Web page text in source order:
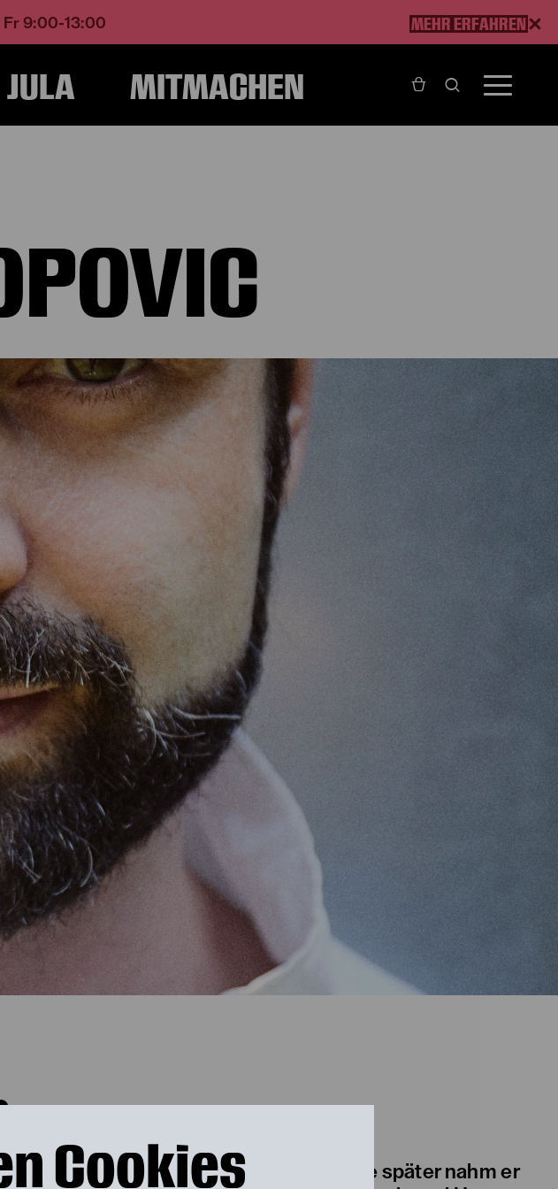
Cookies
Fr 9:00-13:00 MEHR ERFAHREN
JULA MITMACHEN
Schlagzeug zu spielen und zwei Jahre später nahm er